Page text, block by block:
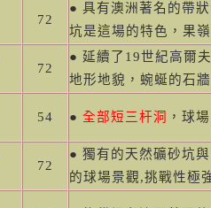
72
● 具有澳洲著名的帶
坑是這場的特色，果
72
● 延續了 19世紀高爾
地形地貌，蜿蜒的石
54 ●全部短三杆洞 ，球
72
● 獨有的天然礦砂坑
的球場景觀,挑戰性極